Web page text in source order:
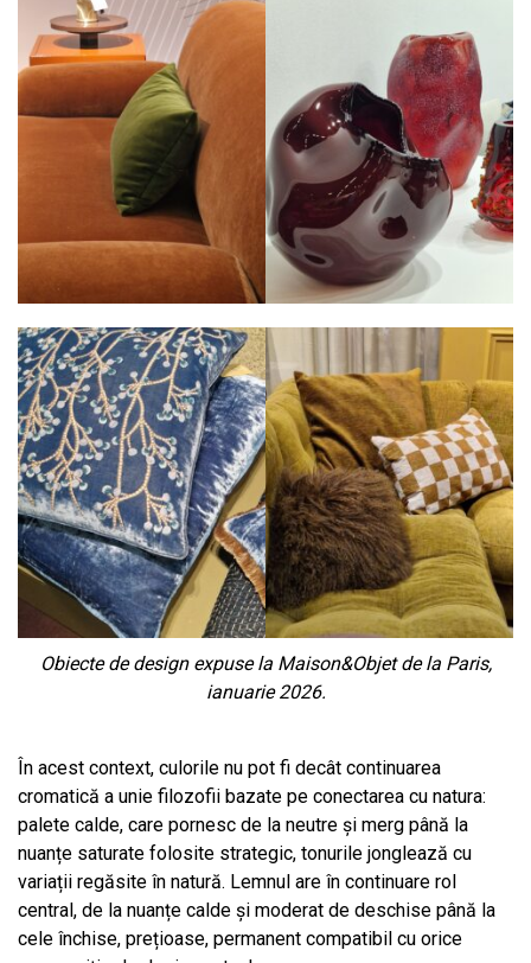
Obiecte de design expuse la Maison&Objet de la Paris,
ianuarie 2026.
În acest context, culorile nu pot fi decât continuarea
cromatică a unie filozofii bazate pe conectarea cu natura:
palete calde, care pornesc de la neutre și merg până la
nuanțe saturate folosite strategic, tonurile jonglează cu
variații regăsite în natură. Lemnul are în continuare rol
central, de la nuanțe calde și moderat de deschise până la
cele închise, prețioase, permanent compatibil cu orice